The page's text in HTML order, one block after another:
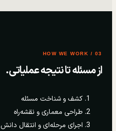
03 / HOW WE WORK
از مسئله تا نتیجه عملیاتی.
کشف و شناخت مسئله
طراحی معماری و نقشه‌راه
اجرای مرحله‌ای و انتقال دانش